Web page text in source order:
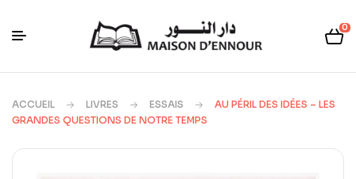
0
ACCUEIL LIVRES ESSAIS
AU PÉRIL DES IDÉES – LES
GRANDES QUESTIONS DE NOTRE TEMPS